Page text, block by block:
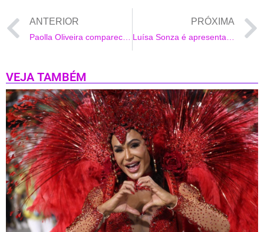
ANTERIOR
Paolla Oliveira comparece a ensaio de rua da Grande Rio
PRÓXIMA
Luísa Sonza é apresentada como musa no ensaio da Grande Rio
VEJA TAMBÉM